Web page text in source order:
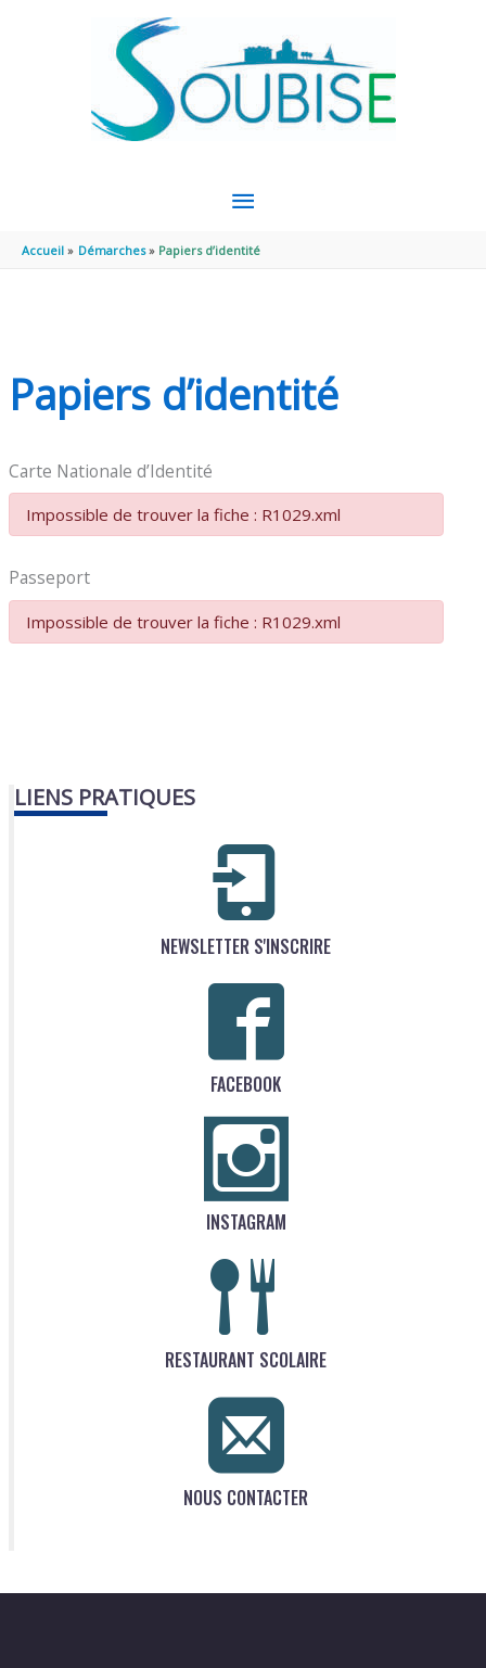
MENU
PRINCIPAL
Accueil Démarches Papiers d’identité
Papiers d’identité
Carte Nationale d’Identité
Impossible de trouver la fiche : R1029.xml
Passeport
Impossible de trouver la fiche : R1029.xml
LIENS PRATIQUES
NEWSLETTER S'INSCRIRE
FACEBOOK
INSTAGRAM
RESTAURANT SCOLAIRE
NOUS CONTACTER